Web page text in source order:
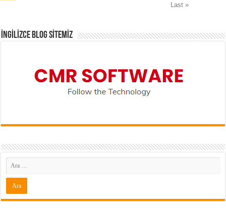
Last »
İNGİLİZCE BLOG SİTEMİZ